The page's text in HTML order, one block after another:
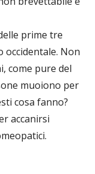
prime tre
occidentale. Non
come pure del
muoiono per
cosa fanno?
accanirsi